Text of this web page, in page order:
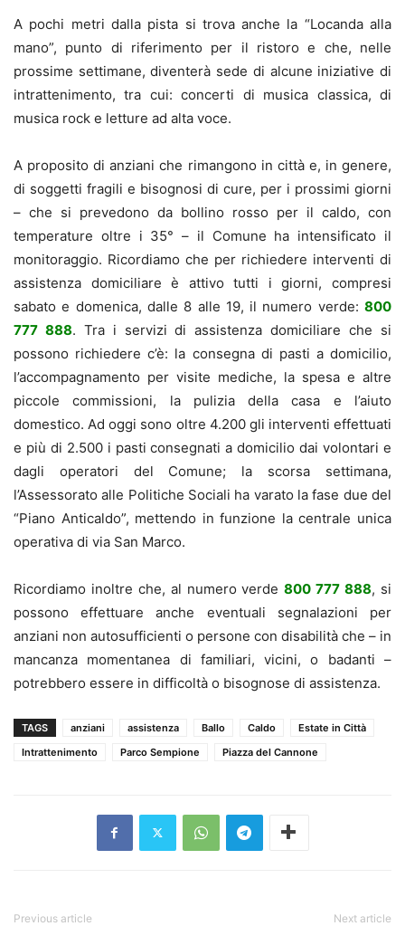
A pochi metri dalla pista si trova anche la “Locanda alla
mano”, punto di riferimento per il ristoro e che, nelle
prossime settimane, diventerà sede di alcune iniziative di
intrattenimento, tra cui: concerti di musica classica, di
musica rock e letture ad alta voce.
A proposito di anziani che rimangono in città e, in genere,
di soggetti fragili e bisognosi di cure, per i prossimi giorni
– che si prevedono da bollino rosso per il caldo, con
temperature oltre i 35° – il Comune ha intensificato il
monitoraggio. Ricordiamo che per richiedere interventi di
assistenza domiciliare è attivo tutti i giorni, compresi
sabato e domenica, dalle 8 alle 19, il numero verde: 800
777 888. Tra i servizi di assistenza domiciliare che si
possono richiedere c’è: la consegna di pasti a domicilio,
l’accompagnamento per visite mediche, la spesa e altre
piccole commissioni, la pulizia della casa e l’aiuto
domestico. Ad oggi sono oltre 4.200 gli interventi effettuati
e più di 2.500 i pasti consegnati a domicilio dai volontari e
dagli operatori del Comune; la scorsa settimana,
l’Assessorato alle Politiche Sociali ha varato la fase due del
“Piano Anticaldo”, mettendo in funzione la centrale unica
operativa di via San Marco.
Ricordiamo inoltre che, al numero verde800 777 888, si
possono effettuare anche eventuali segnalazioni per
anziani non autosufficienti o persone con disabilità che – in
mancanza momentanea di familiari, vicini, o badanti –
potrebbero essere in difficoltà o bisognose di assistenza.
TAGS anziani assistenza Ballo Caldo
Estate in Città
Intrattenimento
Parco Sempione Piazza del Cannone
Previous article Next article